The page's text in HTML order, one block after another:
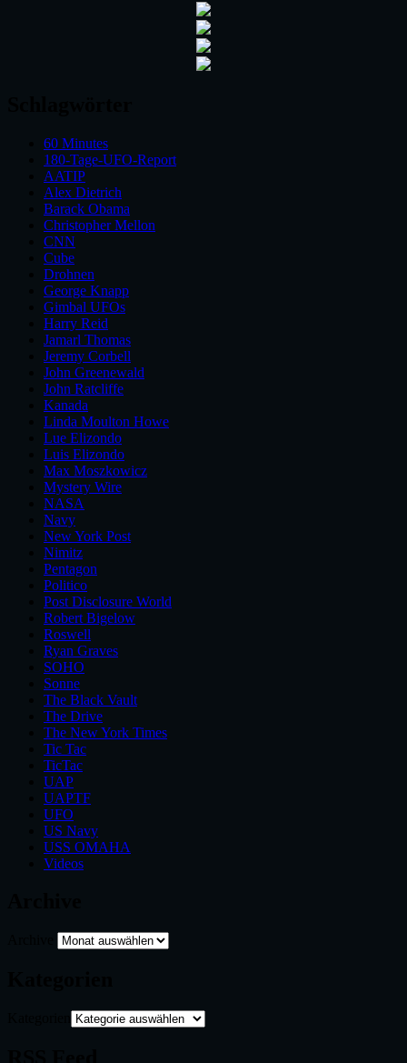
60 Minutes
180-Tage-UFO-Report
AATIP
Alex Dietrich
Barack Obama
Christopher Mellon
CNN
Cube
Drohnen
George Knapp
Gimbal UFOs
Harry Reid
Jamarl Thomas
Jeremy Corbell
John Greenewald
John Ratcliffe
Kanada
Linda Moulton Howe
Lue Elizondo
Luis Elizondo
Max Moszkowicz
Mystery Wire
NASA
Navy
New York Post
Nimitz
Pentagon
Politico
Post Disclosure World
Robert Bigelow
Roswell
Ryan Graves
SOHO
Sonne
The Black Vault
The Drive
The New York Times
Tic Tac
TicTac
UAP
UAPTF
UFO
US Navy
USS OMAHA
Videos